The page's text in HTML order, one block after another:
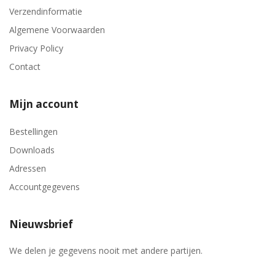
Verzendinformatie
Algemene Voorwaarden
Privacy Policy
Contact
Mijn account
Bestellingen
Downloads
Adressen
Accountgegevens
Nieuwsbrief
We delen je gegevens nooit met andere partijen.